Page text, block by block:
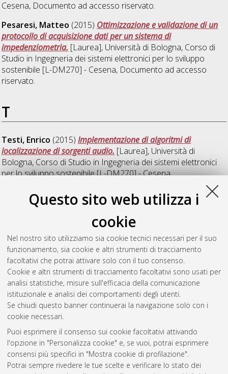
Questo sito web utilizza i
cookie
Nel nostro sito utilizziamo sia cookie tecnici necessari per il suo
funzionamento, sia cookie e altri strumenti di tracciamento
facoltativi che potrai attivare solo con il tuo consenso.
Cookie e altri strumenti di tracciamento facoltativi sono usati per
analisi statistiche, misure sull'efficacia della comunicazione
istituzionale e analisi dei comportamenti degli utenti.
Se chiudi questo banner continuerai la navigazione solo con i
cookie necessari.
Puoi esprimere il consenso sui cookie facoltativi attivando
l'opzione in "Personalizza cookie" e, se vuoi, potrai esprimere
consensi più specifici in "Mostra cookie di profilazione".
Potrai sempre rivedere le tue scelte e verificare lo stato dei
Cesena, Documento ad accesso riservato.
Pesaresi, Matteo (2015) Ottimizzazione e validazione di un
protocollo di acquisizione dati per un sistema di
impedenziometria. [Laurea], Università di Bologna, Corso di
Studio in Ingegneria dei sistemi elettronici per lo sviluppo
sostenibile [L-DM270] - Cesena, Documento ad accesso
riservato.
T
Testi, Enrico (2015)Implementazione di algoritmi di
localizzazione di sorgenti audio. [Laurea], Università di
Bologna, Corso di Studio in Ingegneria dei sistemi elettronici
per lo sviluppo sostenibile [L-DM270] - Cesena
low power.[Laurea], Università di Bologna, Corso di Studio in
Ingegneria dei sistemi elettronici per lo sviluppo sostenibile [L-
DM270] - Cesena, Documento ad accesso riservato.
Questa lista e' stata generata ilSun Aug 9 20:37:01 2026
CEST
Atom
Rss 1.0
Rss 2.0